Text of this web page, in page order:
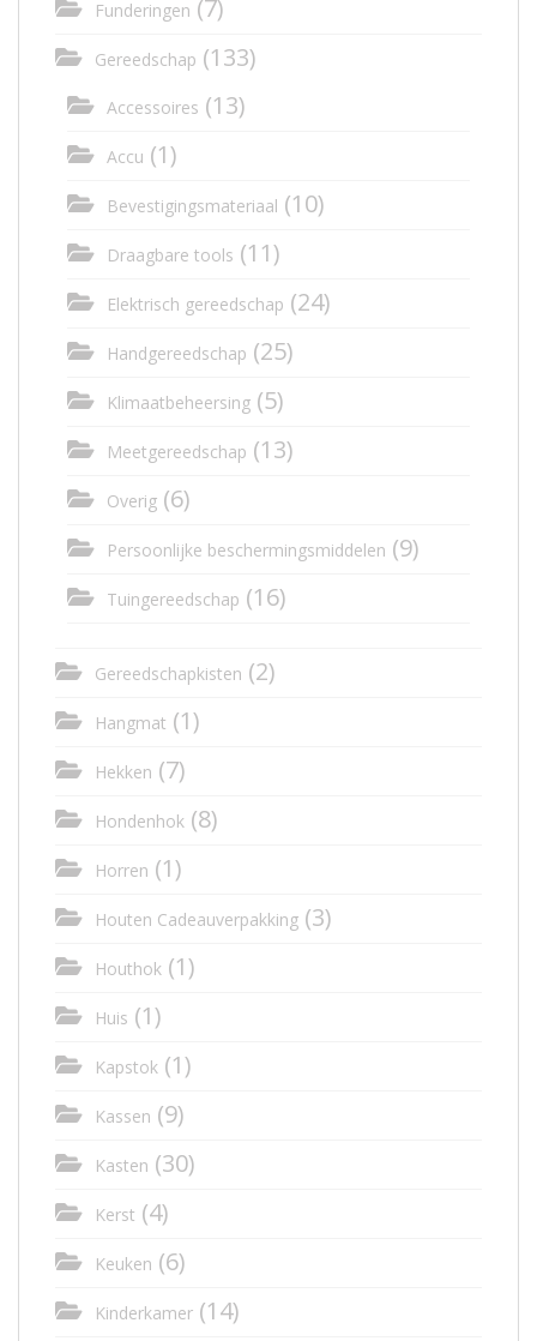
Funderingen (7)
Gereedschap (133)
Accessoires (13)
Accu (1)
Bevestigingsmateriaal (10)
Draagbare tools (11)
Elektrisch gereedschap (24)
Handgereedschap (25)
Klimaatbeheersing (5)
Meetgereedschap (13)
Overig (6)
Persoonlijke beschermingsmiddelen (9)
Tuingereedschap (16)
Gereedschapkisten (2)
Hangmat (1)
Hekken (7)
Hondenhok (8)
Horren (1)
Houten Cadeauverpakking (3)
Houthok (1)
Huis (1)
Kapstok (1)
Kassen (9)
Kasten (30)
Kerst (4)
Keuken (6)
Kinderkamer (14)